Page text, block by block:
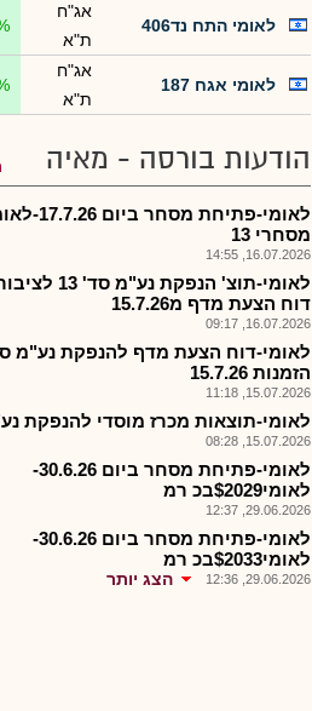
לאומי התח נד406
אג"ח
ת"א
לאומי אגח 187
אג"ח
ת"א
הודעות בורסה - מאיה
לאומי-פתיחת מסחר ביום
מסחרי 13
16.07.2026, 14:55
לאומי-תוצ' הנפקת
דוח הצעת מדף מ15.7.26
16.07.2026, 09:17
הזמנות 15.7.26
15.07.2026, 11:18
לאומי-תוצאות מכרז מוסדי להנפקת
15.07.2026, 08:28
לאומי-פתיחת מסחר ביום 30.6.26-
לאומי$2029בכ רמ
29.06.2026, 12:37
לאומי-פתיחת מסחר ביום 30.6.26-
לאומי$2033בכ רמ
29.06.2026, 12:36 הצג יותר